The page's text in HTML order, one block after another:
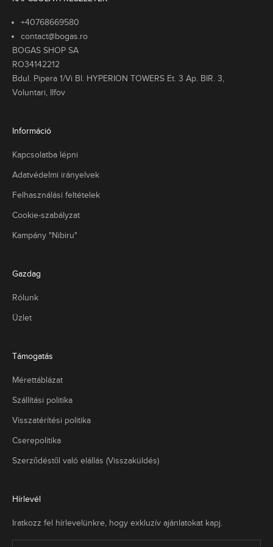
+40768669580
contact@bogas.ro
BOGAS SHOP SA
RO34142212
Bdul. Pipera 1/Vi Bl. HYPERION TOWERS Et. 3 Ap. BIR. 3,
Voluntari, Ilfov
Információ
Kapcsolatba lépni
Adatvédelmi irányelvek
Felhasználási feltételek
Cookie-szabályzat
Kampány "Nibiru"
Gazdag
Rólunk
Üzlet
Támogatás
Mérettáblázat
Szállítási politika
Visszatérítési politika
Cserepolitika
Szerződéstől való elállás (Visszaküldés)
Hírlevél
Iratkozz fel hírlevelünkre, hogy exkluzív ajánlatokat kapj.